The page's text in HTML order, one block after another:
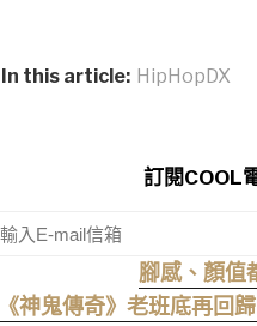
In this article: HipHopDX
訂閱COOL
腳感、顏值
《神鬼傳奇》老班底再回